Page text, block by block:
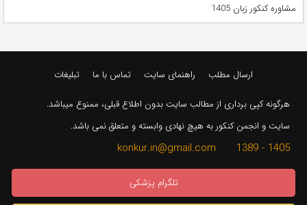
مشاوره کنکور زبان 1405
ارسال مطلب راهنمای سایت تماس با ما تبلیغات
هرگونه کپی برداری از مطالب سایت بدون اطلاع قبلی، ممنوع میباشد.
سایت و انجمن کنکور به هیچ نهادی وابسته و متعلق نمی باشد.
1405 - 1389 konkur.in@gmail.com
تلگرام پزشکی